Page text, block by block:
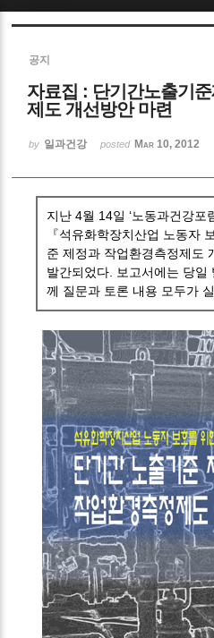
공지
자료집 : 단기간노출기
제도 개선방안 마련
by 일과건강 posted Mar 10, 2012
지난 4월 14일 ‘노동과건강포
『석유화학장치산업 노동자
준 제정과 작업환경측정제도
발간되었다. 보고서에는 당일
께 질문과 토론 내용 모두가
Sketchbook5,
Sketchbook5,